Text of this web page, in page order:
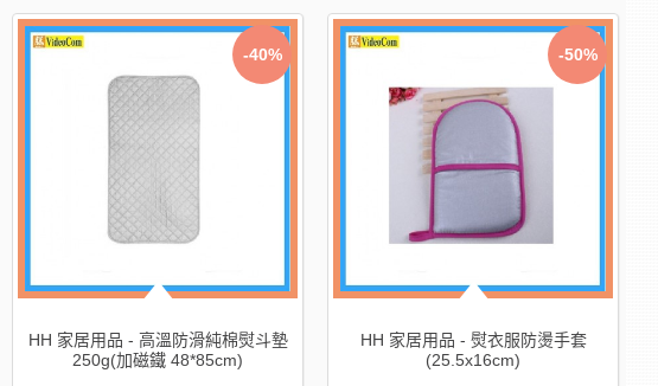
-40%
HH 家居用品 - 高溫防滑純棉熨斗墊
250g(加磁鐵 48*85cm)
-50%
HH 家居用品 - 熨衣服防燙手套
(25.5x16cm)